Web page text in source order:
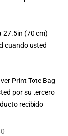
27.5in (70 cm)
cuando usted
Print Tote Bag
por su tercero
recibido